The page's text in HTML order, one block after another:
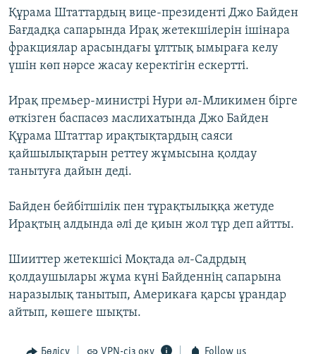
Skip
to
Search
ӘЛЕУМЕТ
ӘЛЕМ
АРНАЙЫ ЖОБАЛАР
Русский
ЖАЗЫЛЫҢЫЗ
Басқа тілдерде
Құрама Штаттардың вице-президенті Джо Байден
Бағдадқа сапарында Ирақ жетекшілерін ішінара
фракциялар арасындағы ұлттық ымыраға келу
үшін көп нәрсе жасау керектігін ескертті.
Ирақ премьер-министрі Нури әл-Мликимен бірге
өткізген баспасөз маслихатында Джо Байден
Құрама Штаттар ирақтықтардың саяси
қайшылықтарын реттеу жұмысына қолдау
танытуға дайын деді.
Байден бейбітшілік пен тұрақтылыққа жетуде
Ирақтың алдында әлі де қиын жол тұр деп айтты.
Шииттер жетекшісі Моқтада әл-Садрдың
қолдаушылары жұма күні Байденнің сапарына
наразылық танытып, Америкаға қарсы ұрандар
айтып, көшеге шықты.